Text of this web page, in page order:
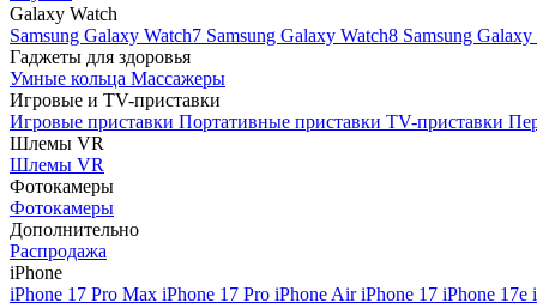
Galaxy Watch
Samsung Galaxy Watch7 Samsung Galaxy Watch8 Samsung
Гаджеты для здоровья
Умные кольца Массажеры
Игровые и TV-приставки
Игровые приставки Портативные приставки TV-приставки
Шлемы VR
Шлемы VR
Фотокамеры
Фотокамеры
Дополнительно
Распродажа
iPhone
iPhone 17 Pro Max iPhone 17 Pro iPhone AiriPhone 17 iPhone 17e